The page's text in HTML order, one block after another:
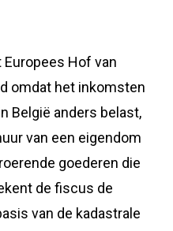
Hof van
omdat het inkomsten
België anders belast,
van een eigendom
goederen die
de fiscus de
van de kadastrale